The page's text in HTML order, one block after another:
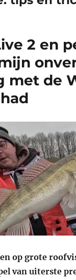
2 en
met de
op grote
van uiterste